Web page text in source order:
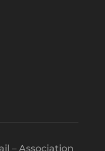
– Association